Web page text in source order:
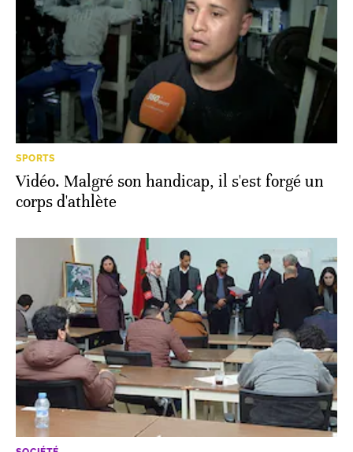
SPORTS
Vidéo. Malgré son handicap, il s'est forgé un
corps d'athlète